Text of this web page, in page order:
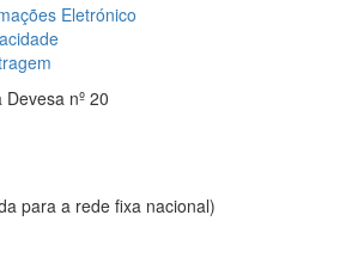
Eletrónico
nº 20
para a rede fixa nacional)